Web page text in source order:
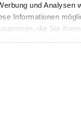
und Analysen
Informationen
die Sie
könnte Sie
interessieren